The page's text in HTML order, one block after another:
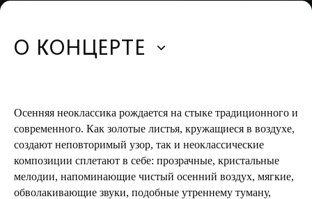
О КОНЦЕРТЕ
Осенняя неоклассика рождается на стыке традиционного и
современного. Как золотые листья, кружащиеся в воздухе,
создают неповторимый узор, так и неоклассические
композиции сплетают в себе: прозрачные, кристальные
мелодии, напоминающие чистый осенний воздух, мягкие,
обволакивающие звуки, подобные утреннему туману,